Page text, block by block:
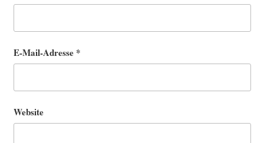
E-Mail-Adresse *
Website